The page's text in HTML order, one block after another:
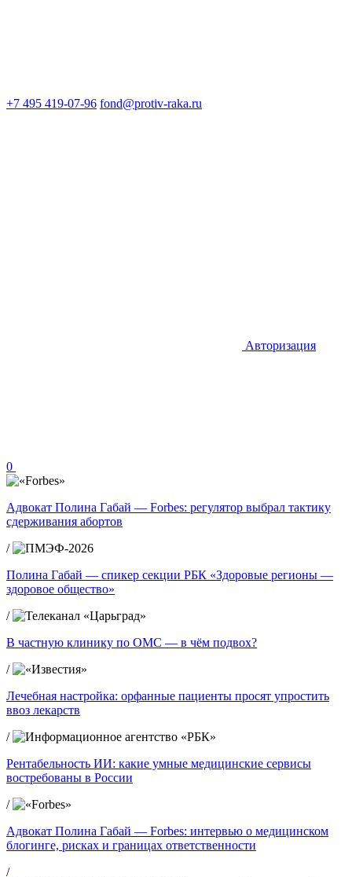
+7 495 419-07-96 fond@protiv-raka.ru
Авторизация
0
Адвокат Полина Габай — Forbes: регулятор выбрал тактику
сдерживания абортов
/
Полина Габай — спикер секции РБК «Здоровые регионы —
здоровое общество»
/
В частную клинику по ОМС — в чём подвох?
/
Лечебная настройка: орфанные пациенты просят упростить
ввоз лекарств
/
Рентабельность ИИ: какие умные медицинские сервисы
востребованы в России
/
Адвокат Полина Габай — Forbes: интервью о медицинском
блогинге, рисках и границах ответственности
/